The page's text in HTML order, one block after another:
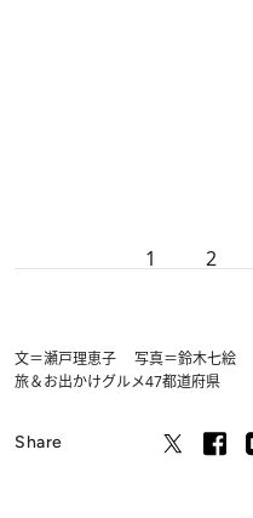
1 2
文＝瀬戸理恵子 写真＝鈴木七絵
旅＆お出かけグルメ47都道府県
Share